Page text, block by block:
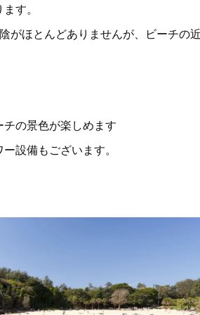
す。
がほとんどありませんが、ビーチの
の景色が楽しめます
設備もございます。